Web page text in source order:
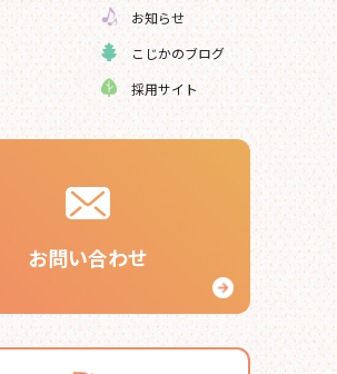
お知らせ
こじかのブログ
採用サイト
お問い合わせ